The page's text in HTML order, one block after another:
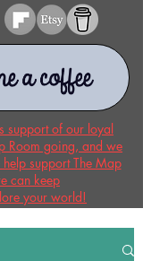
support of our loyal
Room going, and we
support The Map
can keep
your world!